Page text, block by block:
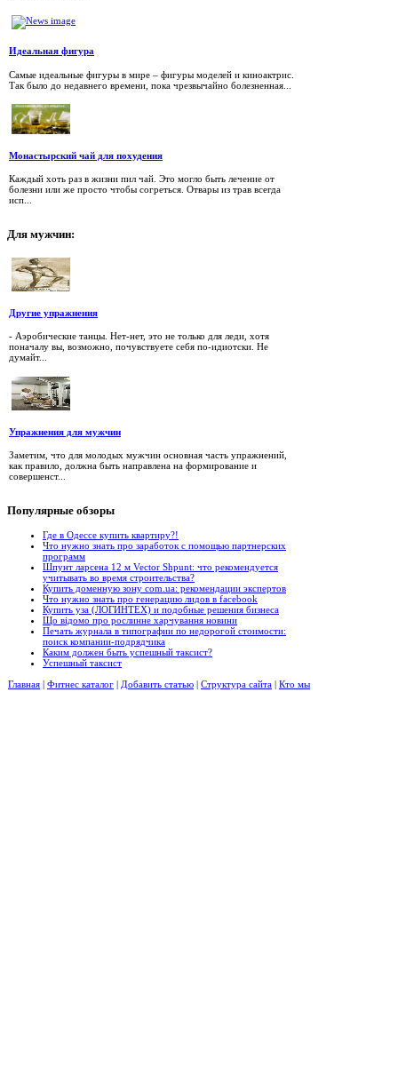
Идеальная фигура
Самые идеальные фигуры в мире – фигуры моделей и киноактрис.
Так было до недавнего времени, пока чрезвычайно болезненная...
Монастырский чай для похудения
Каждый хоть раз в жизни пил чай. Это могло быть лечение от
болезни или же просто чтобы согреться. Отвары из трав всегда
исп...
Для мужчин:
Другие упражнения
- Аэробические танцы. Нет-нет, это не только для леди, хотя
поначалу вы, возможно, почувствуете себя по-идиотски. Не
думайт...
Упражнения для мужчин
Заметим, что для молодых мужчин основная часть упражнений,
как правило, должна быть направлена на формирование и
совершенст...
Популярные обзоры
Где в Одессе купить квартиру?!
Что нужно знать про заработок с помощью партнерских
программ
Шпунт ларсена 12 м Vector Shpunt: что рекомендуется
учитывать во время строительства?
Купить доменную зону com.ua: рекомендации экспертов
Что нужно знать про генерацию лидов в facebook
Купить уза (ЛОГИНТЕХ) и подобные решения бизнеса
Що відомо про рослинне харчування новини
Печать журнала в типографии по недорогой стоимости:
поиск компании-подрядчика
Каким должен быть успешный таксист?
Успешный таксист
Главная | Фитнес каталог | Добавить статью | Структура сайта | Кто мы